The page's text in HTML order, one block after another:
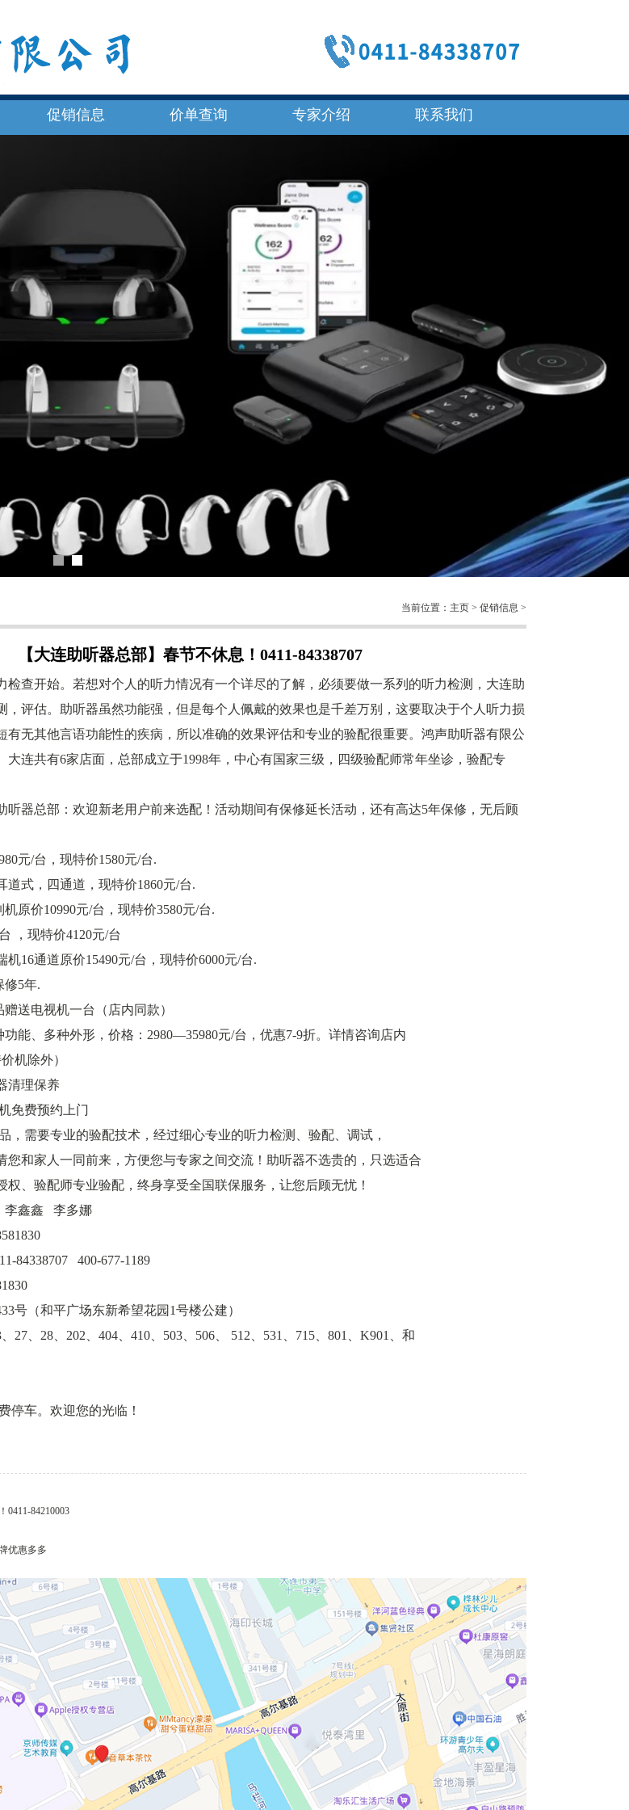
促销信息 价单查询 专家介绍 联系我们
当前位置： 主页 > 促销信息 >
【大连助听器总部】春节不休息！0411-84338707
查开始。若想对个人的听力情况有一个详尽的了解，必须要做一系列的听力检测，大连助
，评估。助听器虽然功能强，但是每个人佩戴的效果也是千差万别，这要取决于个人听力损
有无其他言语功能性的疾病，所以准确的效果评估和专业的验配很重要。鸿声助听器有限公
大连共有6家店面，总部成立于1998年，中心有国家三级，四级验配师常年坐诊，验配专
听器总部：欢迎新老用户前来选配！活动期间有保修延长活动，还有高达5年保修，无后顾
元/台，现特价1580元/台.
道式，四通道，现特价1860元/台.
原价10990元/台，现特价3580元/台.
，现特价4120元/台
机16通道原价15490元/台，现特价6000元/台.
修5年.
送电视机一台（店内同款）
能、多种外形，价格：2980—35980元/台，优惠7-9折。详情咨询店内
机除外）
清理保养
免费预约上门
，需要专业的验配技术，经过细心专业的听力检测、验配、调试，
您和家人一同前来，方便您与专家之间交流！助听器不选贵的，只选适合
权、验配师专业验配，终身享受全国联保服务，让您后顾无忧！
鑫鑫 李多娜
84338707 400-677-1189
号（和平广场东新希望花园1号楼公建）
27、28、202、404、410、503、506、 512、531、715、801、K901、和
停车。欢迎您的光临！
0411-84210003
优惠多多